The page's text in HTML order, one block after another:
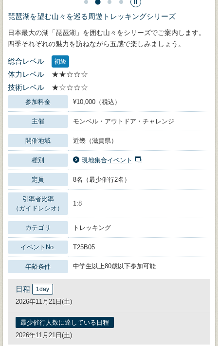
琵琶湖を望む山々を巡る周遊トレッキングシリーズ
日本最大の湖「琵琶湖」を囲む山々をシリーズでご案内します。
四季それぞれの魅力を訪ねながら五感で楽しみましょう。
総合レベル 初級
体力レベル
★★☆☆☆
技術レベル
★☆☆☆☆
参加料金 ¥10,000（税込）
主催 モンベル・アウトドア・チャレンジ
開催地域 近畿（滋賀県）
種別 現地集合イベント
定員 8名（最少催行2名）
引率者比率
（ガイドレシオ）
1:8
カテゴリ トレッキング
イベントNo. T25B05
年齢条件 中学生以上80歳以下参加可能
日程 1day
2026年11月21日(土)
最少催行人数に達している日程
2026年11月21日(土)